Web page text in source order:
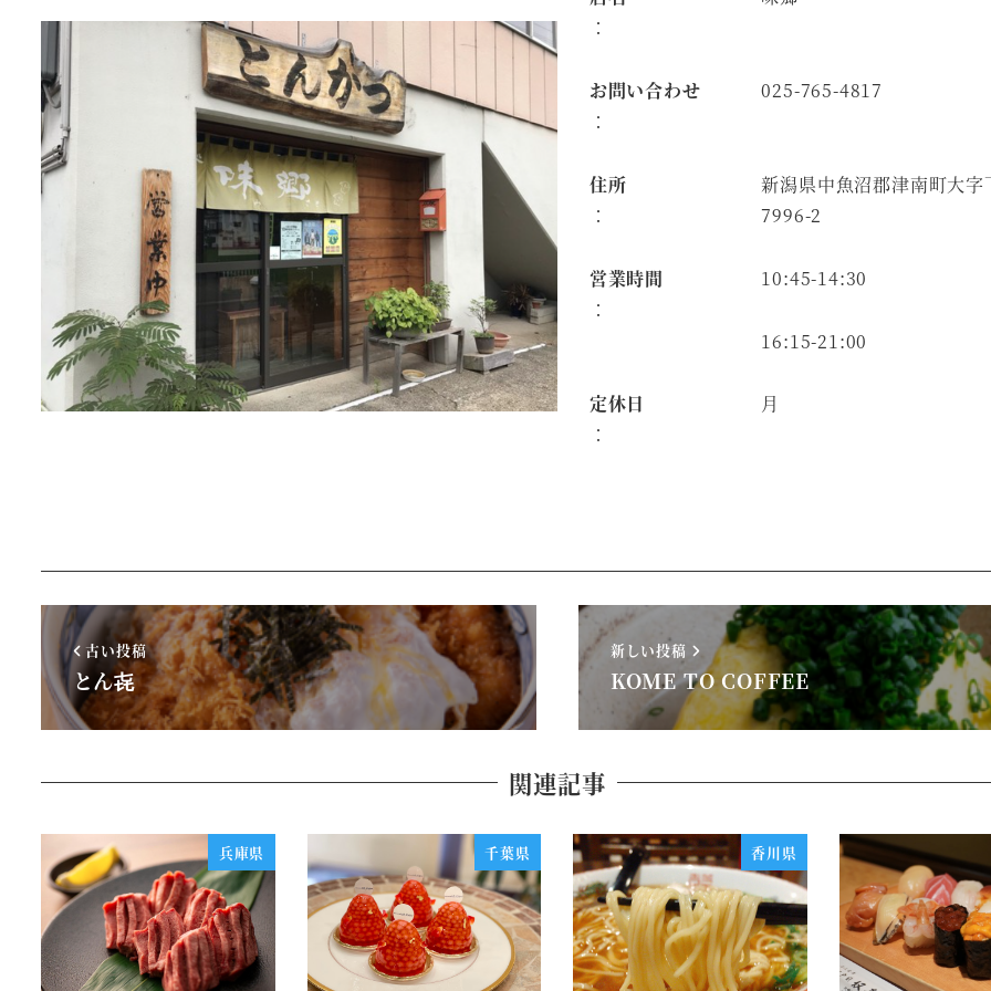
：
お問い合わせ
：
025-765-4817
住所
：
新潟県中魚沼郡津南町大字
7996-2
営業時間
：
10:45-14:30
16:15-21:00
定休日
：
月
古い投稿
とん㐂
新しい投稿
KOME TO COFFEE
関連記事
兵庫県 千葉県 香川県